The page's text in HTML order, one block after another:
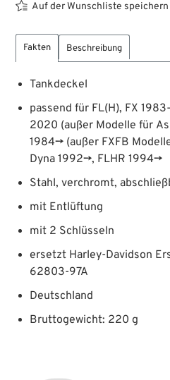
Auf der Wunschliste speichern
Fakten Beschreibung
Tankdeckel
passend für FL(H), FX
2020 (außer Modelle für
1984→ (außer FXFB
Dyna 1992→, FLHR 1994→
Stahl, verchromt,
mit Entlüftung
mit 2 Schlüsseln
ersetzt Harley-Davidson
62803-97A
Deutschland
Bruttogewicht: 220 g